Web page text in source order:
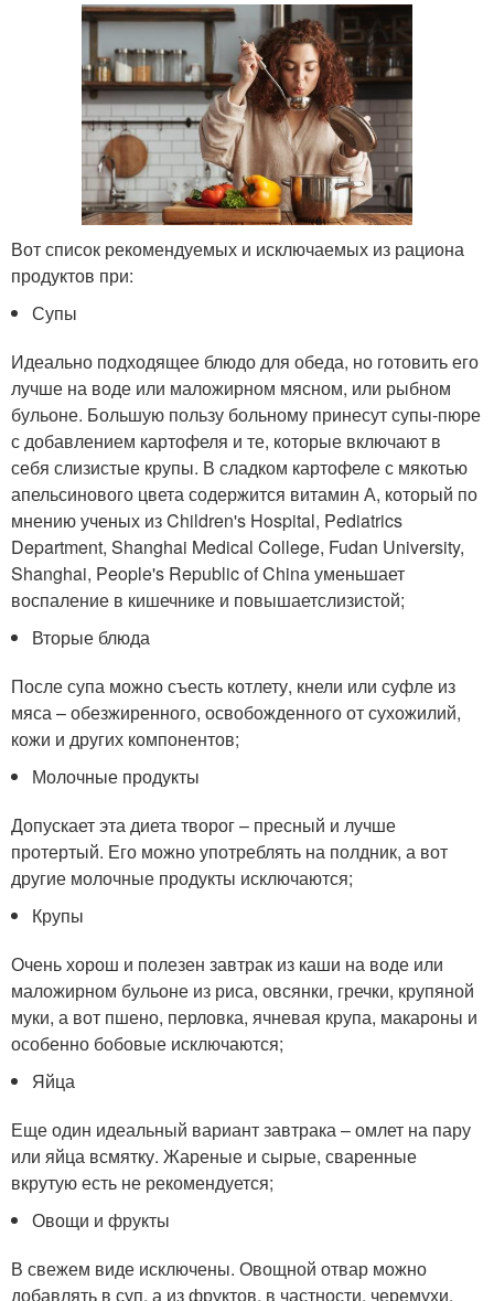
Вот список рекомендуемых и исключаемых из рациона
продуктов при:
Супы
Идеально подходящее блюдо для обеда, но готовить его
лучше на воде или маложирном мясном, или рыбном
бульоне. Большую пользу больному принесут супы-пюре
с добавлением картофеля и те, которые включают в
себя слизистые крупы. В сладком картофеле с мякотью
апельсинового цвета содержится витамин А, который по
мнению ученых из Children's Hospital, Pediatrics
Department, Shanghai Medical College, Fudan University,
Shanghai, People's Republic of China уменьшает
воспаление в кишечнике и повышаетслизистой;
Вторые блюда
После супа можно съесть котлету, кнели или суфле из
мяса – обезжиренного, освобожденного от сухожилий,
кожи и других компонентов;
Молочные продукты
Допускает эта диета творог – пресный и лучше
протертый. Его можно употреблять на полдник, а вот
другие молочные продукты исключаются;
Крупы
Очень хорош и полезен завтрак из каши на воде или
маложирном бульоне из риса, овсянки, гречки, крупяной
муки, а вот пшено, перловка, ячневая крупа, макароны и
особенно бобовые исключаются;
Яйца
Еще один идеальный вариант завтрака – омлет на пару
или яйца всмятку. Жареные и сырые, сваренные
вкрутую есть не рекомендуется;
Овощи и фрукты
В свежем виде исключены. Овощной отвар можно
добавлять в суп, а из фруктов, в частности, черемухи,